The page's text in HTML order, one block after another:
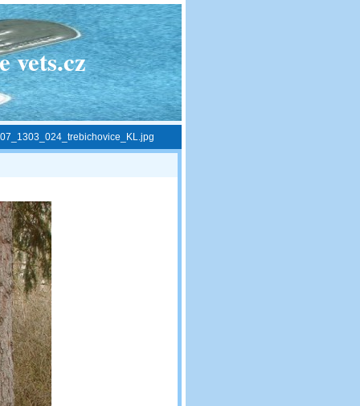
vets.cz
07_1303_024_trebichovice_KL.jpg